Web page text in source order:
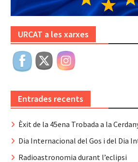
URCAT a les xarxes
Entrades recents
Èxit de la 45ena Trobada a la
Dia Internacional del Gos i del Dia
Radioastronomia durant l’eclipsi